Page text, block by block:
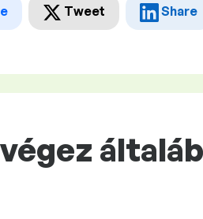
Tweet Share